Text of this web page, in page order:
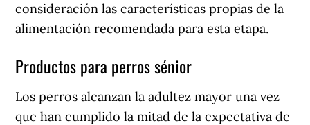
consideración las características propias de la
alimentación recomendada para esta etapa.
Productos para perros sénior
Los perros alcanzan la adultez mayor una vez
que han cumplido la mitad de la expectativa de